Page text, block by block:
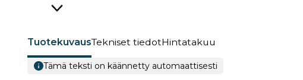
TuotekuvausTekniset tiedotHintatakuu
Tämä teksti on käännetty automaattisesti